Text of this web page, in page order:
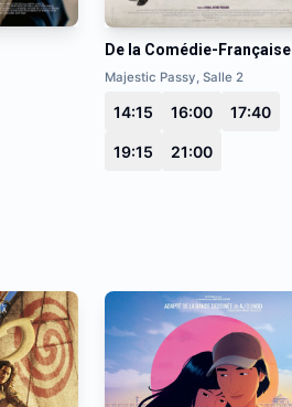
De la Comédie-Française
Majestic Passy, Salle 2
14:15 16:00 17:40
19:15 21:00